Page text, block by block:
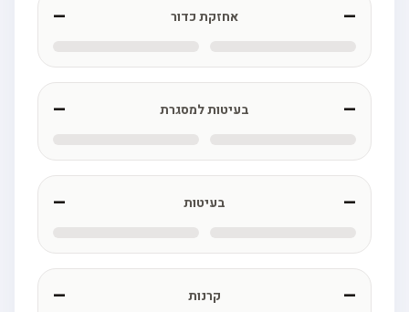
אחזקת כדור
בעיטות למסגרת
בעיטות
קרנות